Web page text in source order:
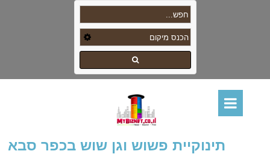
תינוקיית פשוש וגן שוש בכפר סבא